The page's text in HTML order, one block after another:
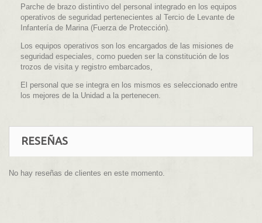
Parche de brazo distintivo del personal integrado en los equipos
operativos de seguridad pertenecientes al Tercio de Levante de
Infantería de Marina (Fuerza de Protección).
Los equipos operativos son los encargados de las misiones de
seguridad especiales, como pueden ser la constitución de los
trozos de visita y registro embarcados,
El personal que se integra en los mismos es seleccionado entre
los mejores de la Unidad a la pertenecen.
RESEÑAS
No hay reseñas de clientes en este momento.